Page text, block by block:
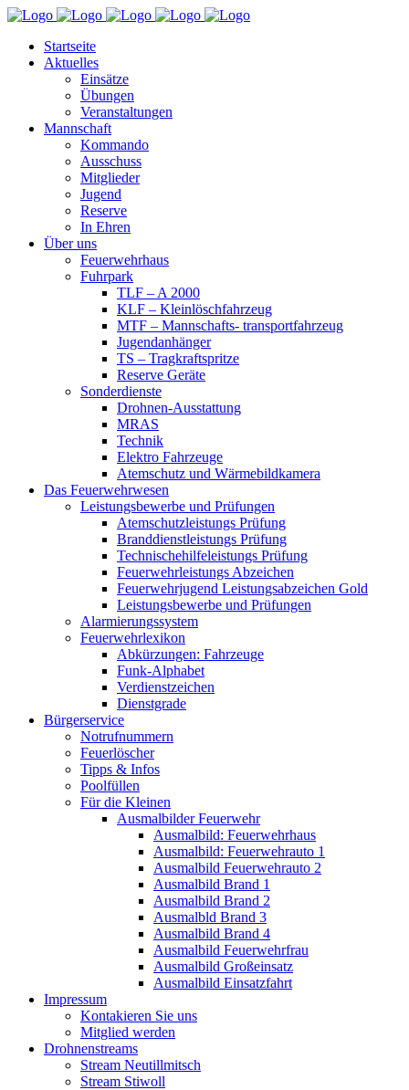
Startseite
Aktuelles
Einsätze
Übungen
Veranstaltungen
Mannschaft
Kommando
Ausschuss
Mitglieder
Jugend
Reserve
In Ehren
Über uns
Feuerwehrhaus
Fuhrpark
TLF – A 2000
KLF – Kleinlöschfahrzeug
MTF – Mannschafts- transportfahrzeug
Jugendanhänger
TS – Tragkraftspritze
Reserve Geräte
Sonderdienste
Drohnen-Ausstattung
MRAS
Technik
Elektro Fahrzeuge
Atemschutz und Wärmebildkamera
Das Feuerwehrwesen
Leistungsbewerbe und Prüfungen
Atemschutzleistungs Prüfung
Branddienstleistungs Prüfung
Technischehilfeleistungs Prüfung
Feuerwehrleistungs Abzeichen
Feuerwehrjugend Leistungsabzeichen Gold
Leistungsbewerbe und Prüfungen
Alarmierungssystem
Feuerwehrlexikon
Abkürzungen: Fahrzeuge
Funk-Alphabet
Verdienstzeichen
Dienstgrade
Bürgerservice
Notrufnummern
Feuerlöscher
Tipps & Infos
Poolfüllen
Für die Kleinen
Ausmalbilder Feuerwehr
Ausmalbild: Feuerwehrhaus
Ausmalbild: Feuerwehrauto 1
Ausmalbild Feuerwehrauto 2
Ausmalbild Brand 1
Ausmalbild Brand 2
Ausmalbld Brand 3
Ausmalbild Brand 4
Ausmalbild Feuerwehrfrau
Ausmalbild Großeinsatz
Ausmalbild Einsatzfahrt
Impressum
Kontakieren Sie uns
Mitglied werden
Drohnenstreams
Stream Neutillmitsch
Stream Stiwoll